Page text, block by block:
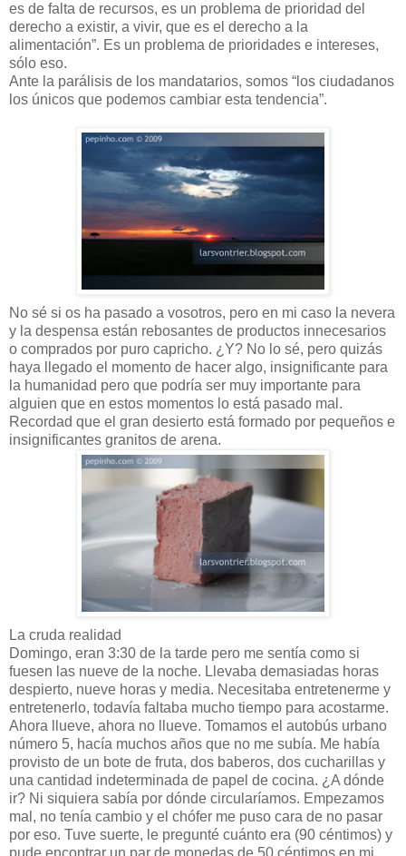
es de falta de recursos, es un problema de prioridad del
derecho a existir, a vivir, que es el derecho a la
alimentación”. Es un problema de prioridades e intereses,
sólo eso.
Ante la parálisis de los mandatarios, somos “los ciudadanos
los únicos que podemos cambiar esta tendencia”.
No sé si os ha pasado a vosotros, pero en mi caso la nevera
y la despensa están rebosantes de productos innecesarios
o comprados por puro capricho. ¿Y? No lo sé, pero quizás
haya llegado el momento de hacer algo, insignificante para
la humanidad pero que podría ser muy importante para
alguien que en estos momentos lo está pasado mal.
Recordad que el gran desierto está formado por pequeños e
insignificantes granitos de arena.
La cruda realidad
Domingo, eran 3:30 de la tarde pero me sentía como si
fuesen las nueve de la noche. Llevaba demasiadas horas
despierto, nueve horas y media. Necesitaba entretenerme y
entretenerlo, todavía faltaba mucho tiempo para acostarme.
Ahora llueve, ahora no llueve. Tomamos el autobús urbano
número 5, hacía muchos años que no me subía. Me había
provisto de un bote de fruta, dos baberos, dos cucharillas y
una cantidad indeterminada de papel de cocina. ¿A dónde
ir? Ni siquiera sabía por dónde circularíamos. Empezamos
mal, no tenía cambio y el chófer me puso cara de no pasar
por eso. Tuve suerte, le pregunté cuánto era (90 céntimos) y